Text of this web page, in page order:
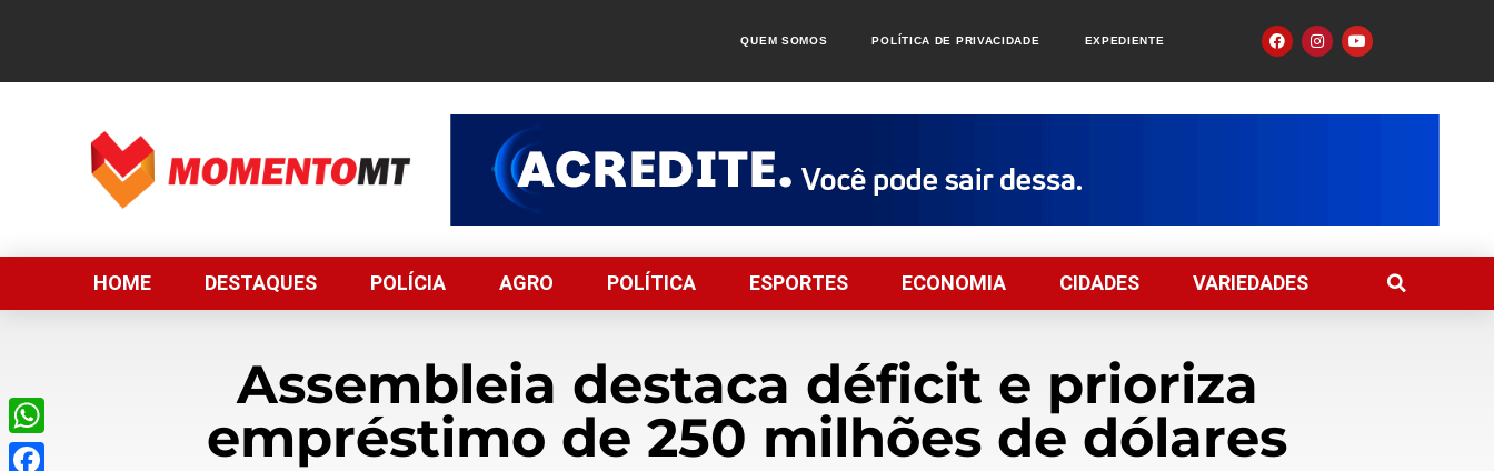
QUEM SOMOS POLÍTICA DE PRIVACIDADE EXPEDIENTE
HOME DESTAQUES POLÍCIA AGRO POLÍTICA ESPORTES ECONOMIA CIDADES VARIEDADES
Assembleia destaca déficit e prioriza
empréstimo de 250 milhões de dólares
WhatsApp